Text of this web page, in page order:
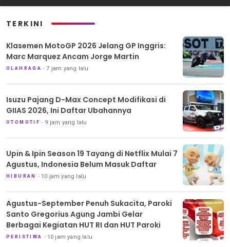
TERKINI
Klasemen MotoGP 2026 Jelang GP Inggris:
Marc Marquez Ancam Jorge Martin
OLAHRAGA 7 jam yang lalu
Isuzu Pajang D-Max Concept Modifikasi di
GIIAS 2026, Ini Daftar Ubahannya
OTOMOTIF 9 jam yang lalu
Upin & Ipin Season 19 Tayang di Netflix Mulai 7
Agustus, Indonesia Belum Masuk Daftar
HIBURAN 10 jam yang lalu
Agustus-September Penuh Sukacita, Paroki
Santo Gregorius Agung Jambi Gelar
Berbagai Kegiatan HUT RI dan HUT Paroki
PERISTIWA 10 jam yang lalu